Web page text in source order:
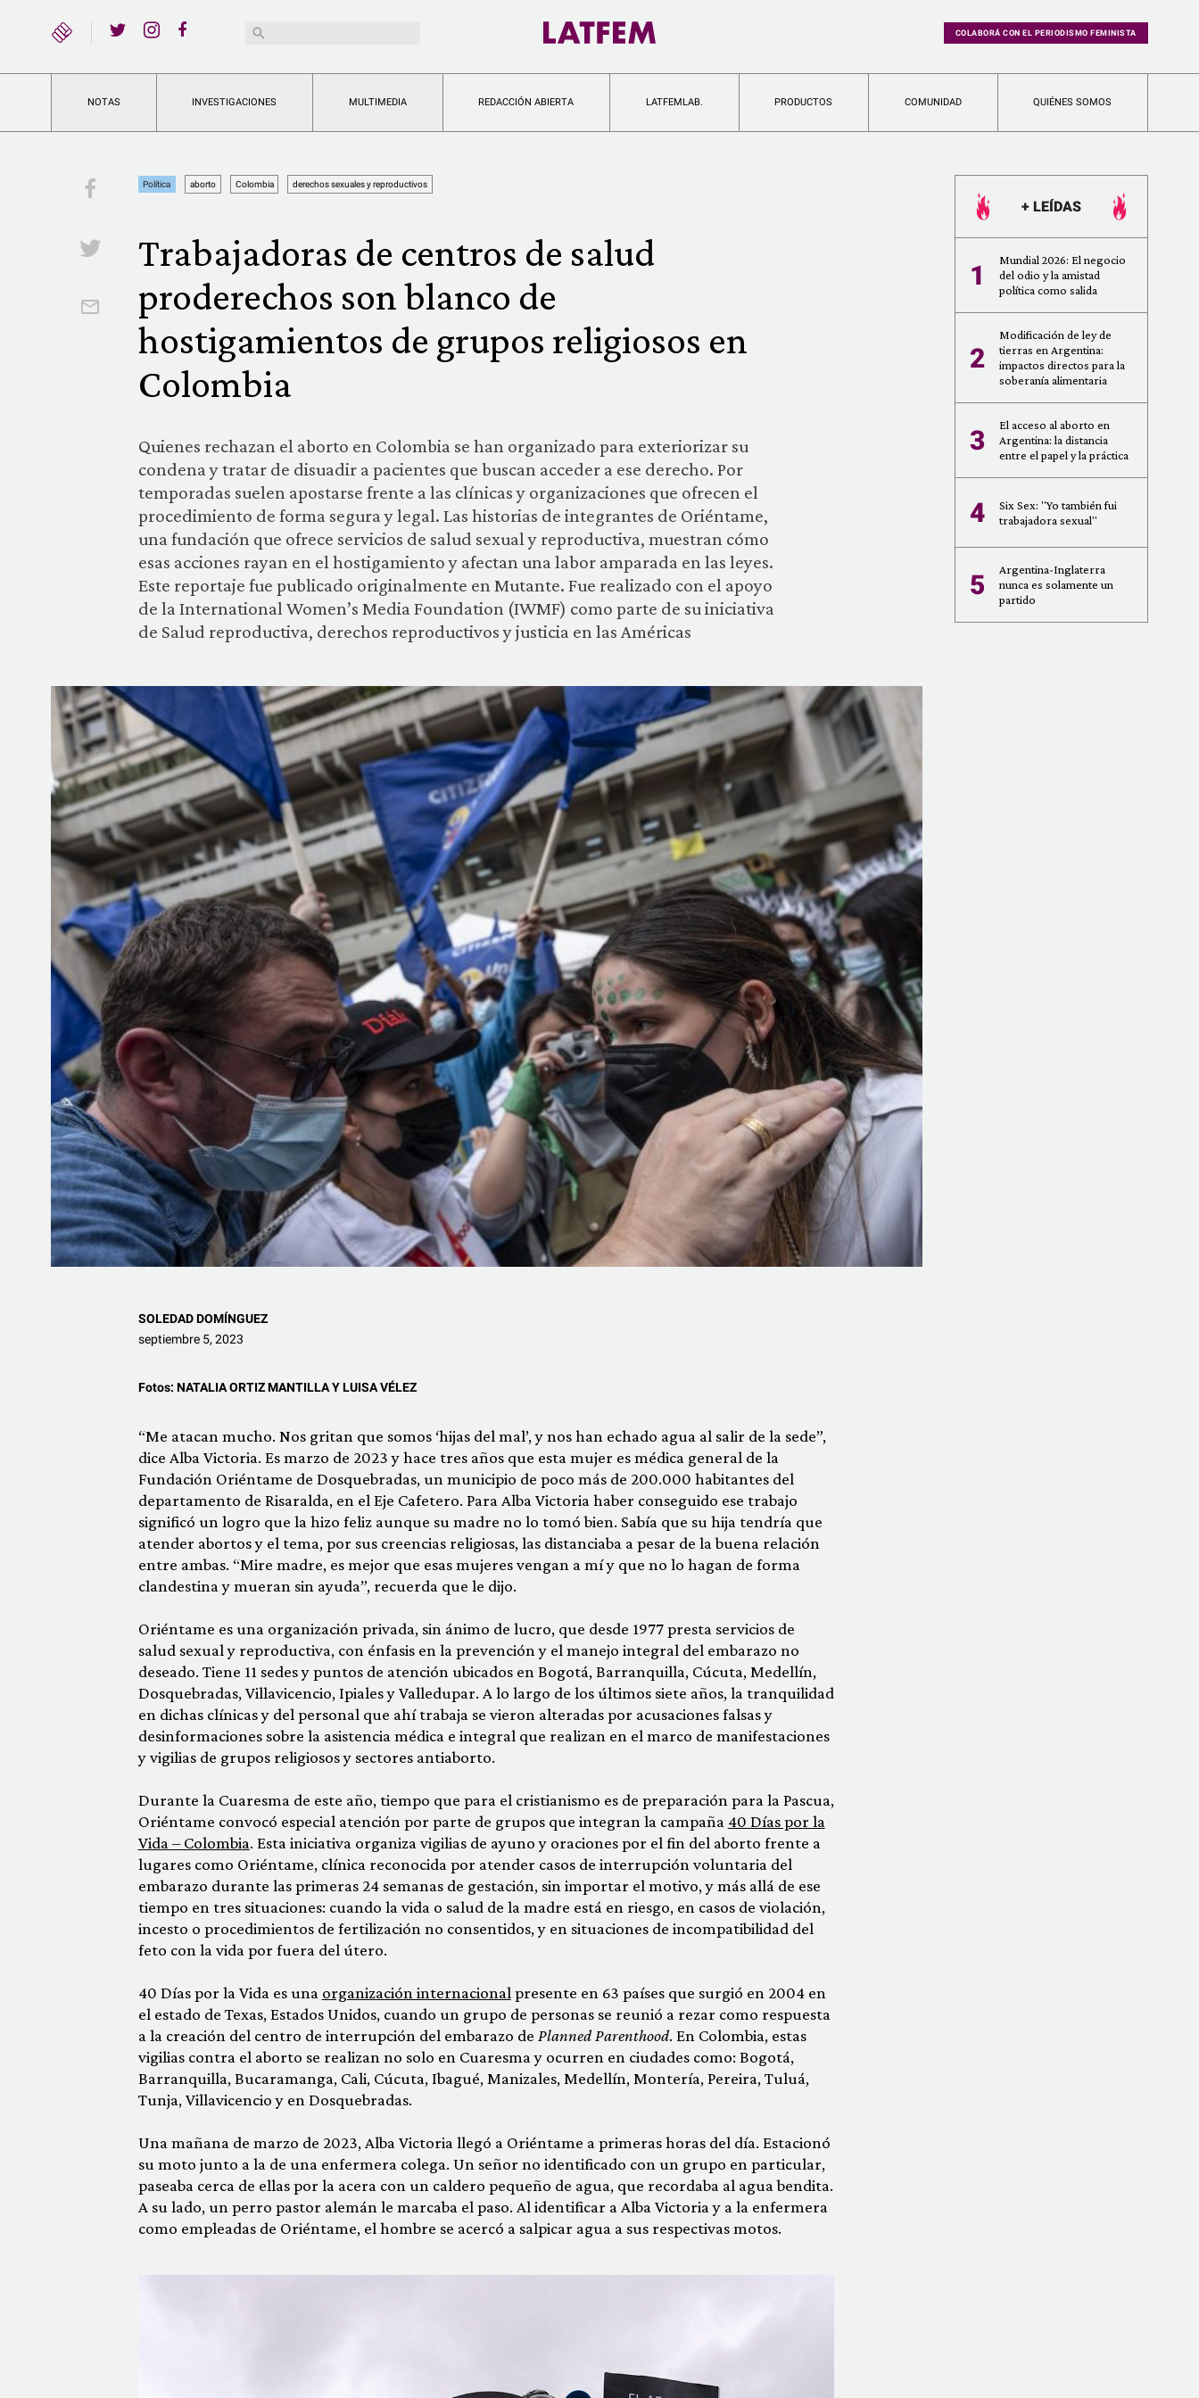
YouTubeBuscar: COLABORÁ CON EL PERIODISMO FEMINISTA
NOTAS INVESTIGACIONES MULTIMEDIA REDACCIÓN ABIERTA LATFEMLAB. PRODUCTOS COMUNIDAD QUIÉNES SOMOS
Facebook
Twitter
Email
Política aborto Colombia derechos sexuales y reproductivos
Trabajadoras de centros de salud
proderechos son blanco de
hostigamientos de grupos religiosos en
Colombia
Quienes rechazan el aborto en Colombia se han organizado para exteriorizar su
condena y tratar de disuadir a pacientes que buscan acceder a ese derecho. Por
temporadas suelen apostarse frente a las clínicas y organizaciones que ofrecen el
procedimiento de forma segura y legal. Las historias de integrantes de Oriéntame,
una fundación que ofrece servicios de salud sexual y reproductiva, muestran cómo
esas acciones rayan en el hostigamiento y afectan una labor amparada en las leyes.
Este reportaje fue publicado originalmente en Mutante. Fue realizado con el apoyo
de la International Women’s Media Foundation (IWMF) como parte de su iniciativa
de Salud reproductiva, derechos reproductivos y justicia en las Américas
SOLEDAD DOMÍNGUEZ
septiembre 5, 2023
Fotos: NATALIA ORTIZ MANTILLA Y LUISA VÉLEZ
“Me atacan mucho. Nos gritan que somos ‘hijas del mal’, y nos han echado agua al salir de la sede”,
dice Alba Victoria. Es marzo de 2023 y hace tres años que esta mujer es médica general de la
Fundación Oriéntame de Dosquebradas, un municipio de poco más de 200.000 habitantes del
departamento de Risaralda, en el Eje Cafetero. Para Alba Victoria haber conseguido ese trabajo
significó un logro que la hizo feliz aunque su madre no lo tomó bien. Sabía que su hija tendría que
atender abortos y el tema, por sus creencias religiosas, las distanciaba a pesar de la buena relación
entre ambas. “Mire madre, es mejor que esas mujeres vengan a mí y que no lo hagan de forma
clandestina y mueran sin ayuda”, recuerda que le dijo.
Oriéntame es una organización privada, sin ánimo de lucro, que desde 1977 presta servicios de
salud sexual y reproductiva, con énfasis en la prevención y el manejo integral del embarazo no
deseado. Tiene 11 sedes y puntos de atención ubicados en Bogotá, Barranquilla, Cúcuta, Medellín,
Dosquebradas, Villavicencio, Ipiales y Valledupar. A lo largo de los últimos siete años, la tranquilidad
en dichas clínicas y del personal que ahí trabaja se vieron alteradas por acusaciones falsas y
desinformaciones sobre la asistencia médica e integral que realizan en el marco de manifestaciones
y vigilias de grupos religiosos y sectores antiaborto.
Durante la Cuaresma de este año, tiempo que para el cristianismo es de preparación para la Pascua,
Oriéntame convocó especial atención por parte de grupos que integran la campaña 40 Días por la
Vida – Colombia. Esta iniciativa organiza vigilias de ayuno y oraciones por el fin del aborto frente a
lugares como Oriéntame, clínica reconocida por atender casos de interrupción voluntaria del
embarazo durante las primeras 24 semanas de gestación, sin importar el motivo, y más allá de ese
tiempo en tres situaciones: cuando la vida o salud de la madre está en riesgo, en casos de violación,
incesto o procedimientos de fertilización no consentidos, y en situaciones de incompatibilidad del
feto con la vida por fuera del útero.
40 Días por la Vida es una organización internacional presente en 63 países que surgió en 2004 en
el estado de Texas, Estados Unidos, cuando un grupo de personas se reunió a rezar como respuesta
a la creación del centro de interrupción del embarazo de Planned Parenthood. En Colombia, estas
vigilias contra el aborto se realizan no solo en Cuaresma y ocurren en ciudades como: Bogotá,
Barranquilla, Bucaramanga, Cali, Cúcuta, Ibagué, Manizales, Medellín, Montería, Pereira, Tuluá,
Tunja, Villavicencio y en Dosquebradas.
Una mañana de marzo de 2023, Alba Victoria llegó a Oriéntame a primeras horas del día. Estacionó
su moto junto a la de una enfermera colega. Un señor no identificado con un grupo en particular,
paseaba cerca de ellas por la acera con un caldero pequeño de agua, que recordaba al agua bendita.
A su lado, un perro pastor alemán le marcaba el paso. Al identificar a Alba Victoria y a la enfermera
como empleadas de Oriéntame, el hombre se acercó a salpicar agua a sus respectivas motos.
+ LEÍDAS
1
Mundial 2026: El negocio
del odio y la amistad
política como salida
2
Modificación de ley de
tierras en Argentina:
impactos directos para la
soberanía alimentaria
3
El acceso al aborto en
Argentina: la distancia
entre el papel y la práctica
4
Six Sex: "Yo también fui
trabajadora sexual"
5
Argentina-Inglaterra
nunca es solamente un
partido